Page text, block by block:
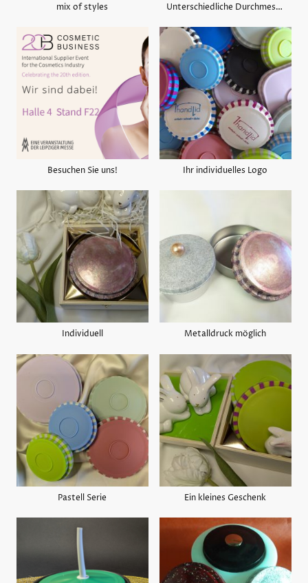
mix of styles Unterschiedliche Durchmesser
Besuchen Sie uns! Ihr individuelles Logo
Individuell Metalldruck möglich
Pastell Serie Ein kleines Geschenk